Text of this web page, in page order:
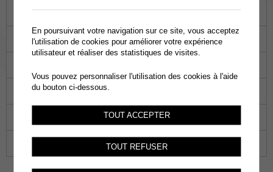
03 04 05 06 07
17 18
26 27
02
En poursuivant votre navigation sur ce site, vous acceptez
l'utilisation de cookies pour améliorer votre expérience
utilisateur et réaliser des statistiques de visites.
Vous pouvez personnaliser l'utilisation des cookies à l'aide
du bouton ci-dessous.
TOUT ACCEPTER
TOUT REFUSER